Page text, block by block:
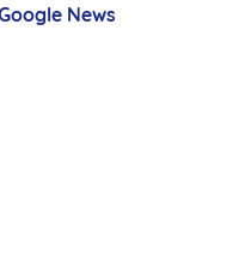
News